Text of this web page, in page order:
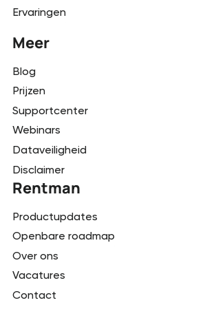
Ervaringen
Meer
Blog
Prijzen
Supportcenter
Webinars
Dataveiligheid
Disclaimer
Rentman
Productupdates
Openbare roadmap
Over ons
Vacatures
Contact